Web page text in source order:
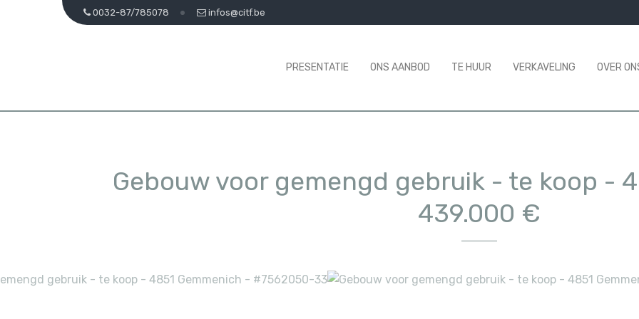
0032-87/785078 infos@citf.be
PRESENTATIE ONS AANBOD TE HUUR VERKAVELING OVER
Gebouw voor gemengd gebruik - te koop -
439.000 €